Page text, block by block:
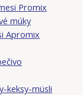
Promix
múky
Apromix
keksy-müsli